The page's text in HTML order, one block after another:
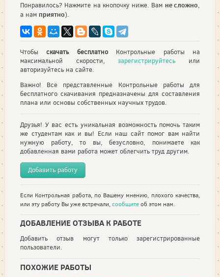
Понравилось? Нажмите на кнопочку ниже. Вам не сложно,
а нам приятно).
Чтобыскачать бесплатноКонтрольные работы на
максимальной скорости,зарегистрируйтесь или
авторизуйтесь на сайте.
Важно! Все представленные Контрольные работы для
бесплатного скачивания предназначены для составления
плана или основы собственных научных трудов.
Друзья! У вас есть уникальная возможность помочь таким
же студентам как и вы! Если наш сайт помог вам найти
нужную работу, то вы, безусловно, понимаете как
добавленная вами работа может облегчить труд другим.
Добавить работу
Если Контрольная работа, по Вашему мнению, плохого качества,
или эту работу Вы уже встречали,сообщитеоб этом нам.
ДОБАВЛЕНИЕ ОТЗЫВА К РАБОТЕ
Добавить отзыв могут только зарегистрированные
пользователи.
ПОХОЖИЕ РАБОТЫ